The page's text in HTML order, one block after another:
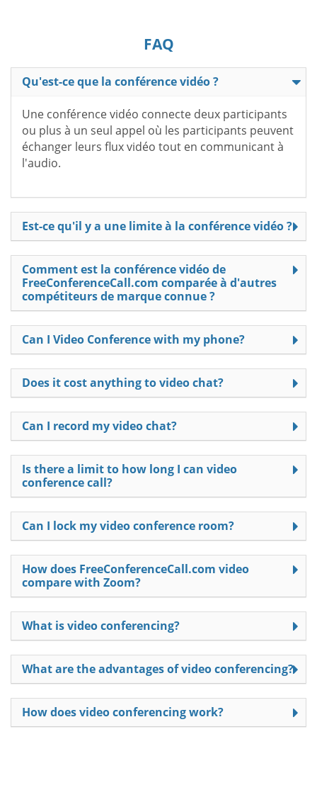
FAQ
Qu'est-ce que la conférence vidéo ?
Une conférence vidéo connecte deux participants
ou plus à un seul appel où les participants peuvent
échanger leurs flux vidéo tout en communicant à
l'audio.
Est-ce qu'il y a une limite à la conférence vidéo ?
Comment est la conférence vidéo de
FreeConferenceCall.com comparée à d'autres
compétiteurs de marque connue ?
Can I Video Conference with my phone?
Does it cost anything to video chat?
Can I record my video chat?
Is there a limit to how long I can video
conference call?
Can I lock my video conference room?
How does FreeConferenceCall.com video
compare with Zoom?
What is video conferencing?
What are the advantages of video conferencing?
How does video conferencing work?